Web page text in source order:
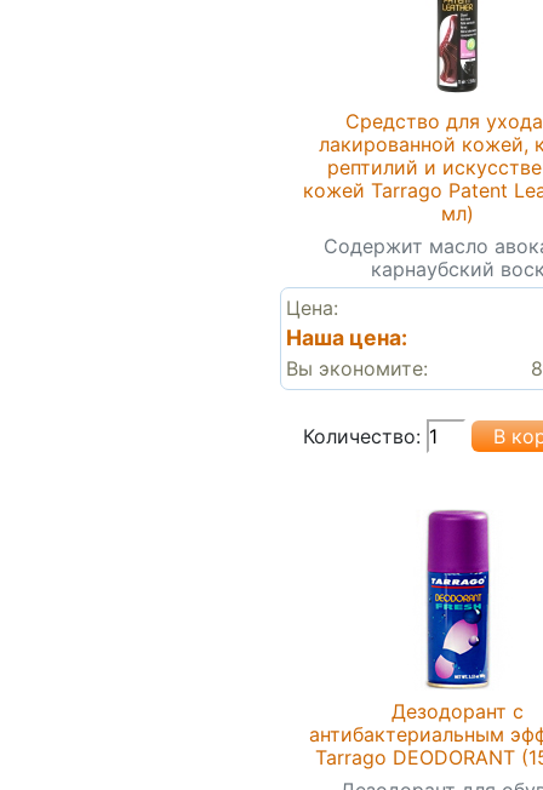
Средство для
лакированной кожей,
рептилий и
кожей Tarrago Patent
мл)
Содержит масло
карнаубский
Цена:
Наша цена:
Вы экономите:
Количество:
Дезодорант с
антибактериальным
Tarrago DEODORANT